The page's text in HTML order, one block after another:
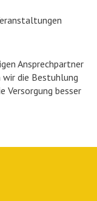
Ansprechpartner
die Bestuhlung
Versorgung besser